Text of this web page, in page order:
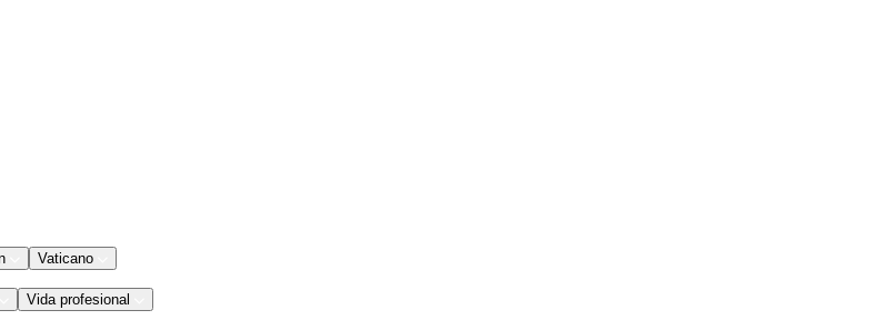
Vaticano
Vida profesional